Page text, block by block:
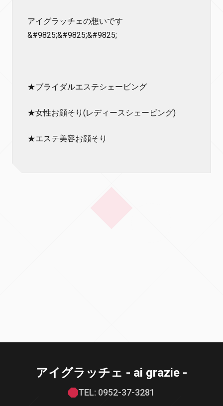
アイグラッチェの想いです
&#9825;&#9825;&#9825;
★ブライダルエステシェービング
★女性お顔そり(レディースシェービング)
★エステ美容お顔そり
アイグラッチェ - ai grazie -
TEL: 0952-37-3281